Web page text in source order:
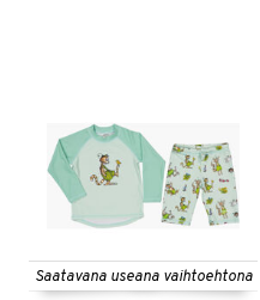
Saatavana useana vaihtoehtona